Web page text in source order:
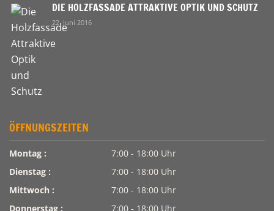
DIE HOLZFASSADE ATTRAKTIVE OPTIK UND SCHUTZ
22. Juni 2016
ÖFFNUNGSZEITEN
Montag :
7:00 - 18:00 Uhr
Dienstag :
7:00 - 18:00 Uhr
Mittwoch :
7:00 - 18:00 Uhr
Donnerstag :
7:00 - 18:00 Uhr